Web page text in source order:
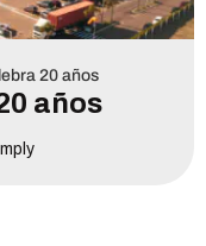
20 años
años
Imply